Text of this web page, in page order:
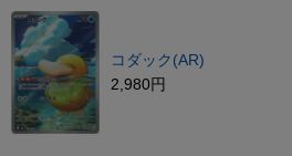
コダック(AR)
2,980円